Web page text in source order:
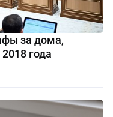
за дома,
года